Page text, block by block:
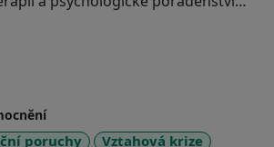
zvládání psychických obtíží,
situací, seberozvoje či budování
se věnuji otázkám životních krizí
rodinné terapii, úzkostem a
poruchy
Vztahová krize